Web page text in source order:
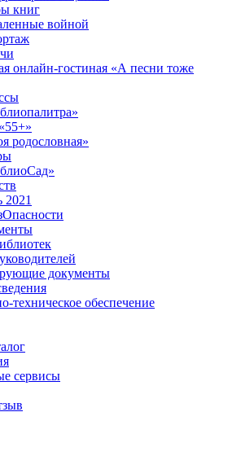
книг
войной
онлайн-гостиная «А песни тоже
родословная»
2021
документы
техническое обеспечение
сервисы